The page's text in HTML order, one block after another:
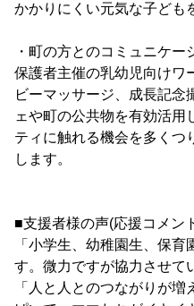
かかりにくい元気な子ども
・町の方とのコミュニケー
保護者主催の乳幼児向けワ
ビーマッサージ、成長記念
ェや町の公共物を有効活用
ティに触れる機会を多くつ
します。
■支援者様の声(応援コメン
「小学生、幼稚園生、保
す。微力ですが協力させて
「人と人とのつながりが